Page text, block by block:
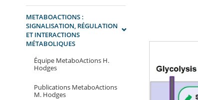
METABOACTIONS :
SIGNALISATION, RÉGULATION
ET INTERACTIONS
MÉTABOLIQUES
Équipe MetaboActions H.
Hodges
Publications MetaboActions
M. Hodges